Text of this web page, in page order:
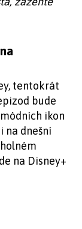
tentokrát
bude
ikon
na dnešní
na Disney+